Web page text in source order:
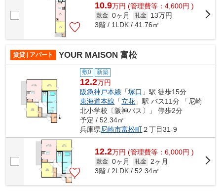
10.9万円 (管理費等：4,600円 )
敷金 0ヶ月 礼金
13万円
3階 / 1LDK / 41.76㎡
賃貸 | アパート YOUR MAISON 富松
敷0 新築
12.2万円
阪急神戸本線 「塚口 」駅 徒歩15分
東海道本線 「立花 」駅 バス11分 「尼崎
北小学校〔阪神バス〕」 停歩2分
予定 / 52.34㎡
兵庫県尼崎市富松町２丁目31-9
12.2万円 (管理費等：6,000円 )
敷金 0ヶ月 礼金 2ヶ月
3階 / 2LDK / 52.34㎡